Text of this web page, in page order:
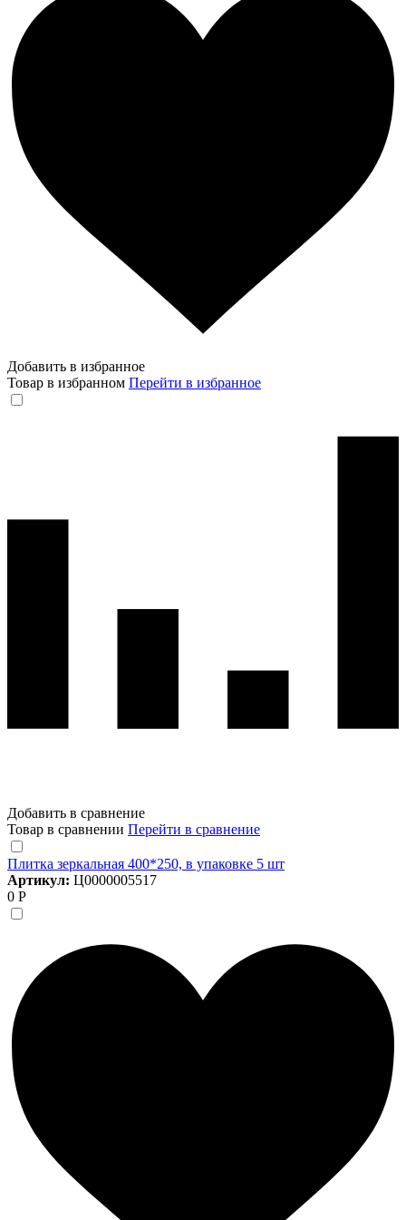
Добавить в избранное
Товар в избранном Перейти в избранное
Добавить в сравнение
Товар в сравнении Перейти в сравнение
Плитка зеркальная 400*250, в упаковке 5 шт
Артикул: Ц0000005517
0 Р